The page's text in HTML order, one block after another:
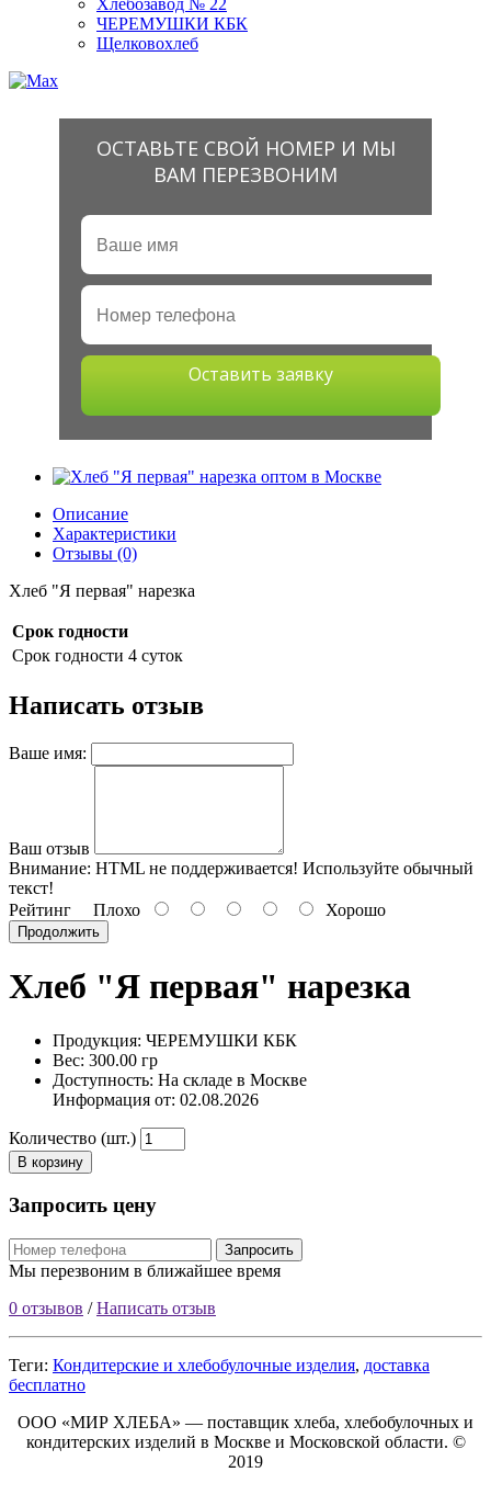
Хлебозавод № 22
ЧЕРЕМУШКИ КБК
Щелковохлеб
ОСТАВЬТЕ СВОЙ НОМЕР И МЫ
ВАМ ПЕРЕЗВОНИМ
Оставить заявку
Описание
Характеристики
Отзывы (0)
Хлеб "Я первая" нарезка
Срок годности
Срок годности 4 суток
Написать отзыв
Ваше имя:
Ваш отзыв
Внимание: HTML не поддерживается! Используйте обычный
текст!
Рейтинг Плохо Хорошо
Продолжить
Хлеб "Я первая" нарезка
Продукция: ЧЕРЕМУШКИ КБК
Вес: 300.00 гр
Доступность: На складе в Москве
Информация от: 02.08.2026
Количество (шт.)
В корзину
Запросить цену
Запросить
Мы перезвоним в ближайшее время
0 отзывов /Написать отзыв
Теги: Кондитерские и хлебобулочные изделия, доставка
бесплатно
ООО «МИР ХЛЕБА» — поставщик хлеба, хлебобулочных и
кондитерских изделий в Москве и Московской области. ©
2019